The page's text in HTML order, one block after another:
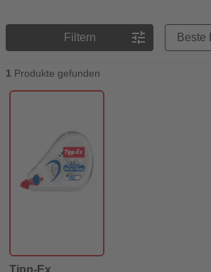
Filtern tune
Preisreihenfolge
1 Produkte gefunden